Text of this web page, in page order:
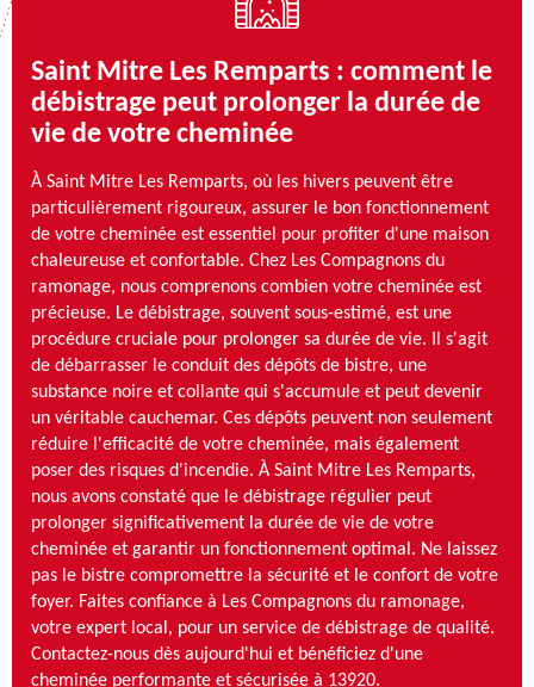
Saint Mitre Les Remparts : comment le
débistrage peut prolonger la durée de
vie de votre cheminée
À Saint Mitre Les Remparts, où les hivers peuvent être
particulièrement rigoureux, assurer le bon fonctionnement
de votre cheminée est essentiel pour profiter d'une maison
chaleureuse et confortable. Chez Les Compagnons du
ramonage, nous comprenons combien votre cheminée est
précieuse. Le débistrage, souvent sous-estimé, est une
procédure cruciale pour prolonger sa durée de vie. Il s'agit
de débarrasser le conduit des dépôts de bistre, une
substance noire et collante qui s'accumule et peut devenir
un véritable cauchemar. Ces dépôts peuvent non seulement
réduire l'efficacité de votre cheminée, mais également
poser des risques d'incendie. À Saint Mitre Les Remparts,
nous avons constaté que le débistrage régulier peut
prolonger significativement la durée de vie de votre
cheminée et garantir un fonctionnement optimal. Ne laissez
pas le bistre compromettre la sécurité et le confort de votre
foyer. Faites confiance à Les Compagnons du ramonage,
votre expert local, pour un service de débistrage de qualité.
Contactez-nous dès aujourd'hui et bénéficiez d'une
cheminée performante et sécurisée à 13920.